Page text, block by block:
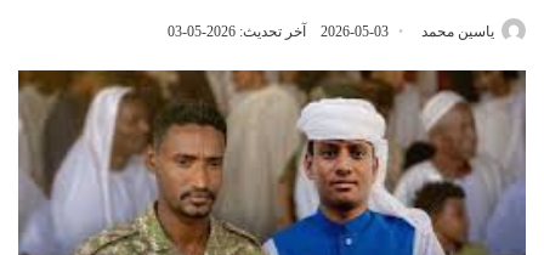
ياسين محمد 2026-05-03 آخر تحديث: 2026-05-03